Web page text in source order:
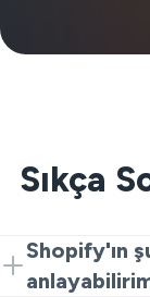
Sıkça
Shopify'ın